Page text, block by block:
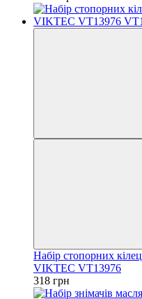
Набір стопорних
VIKTEC VT13976
318 грн